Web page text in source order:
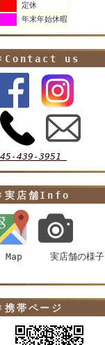
定休
年末年始休暇
Contact us
439-3951
実店舗Info
Map 実店舗の様子
携帯ページ